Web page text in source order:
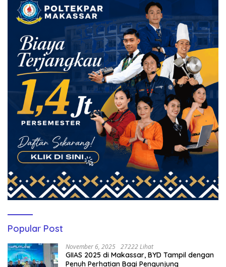
Popular Post
November 6, 2025 27222 Lihat
GIIAS 2025 di Makassar, BYD Tampil dengan
Penuh Perhatian Bagi Pengunjung